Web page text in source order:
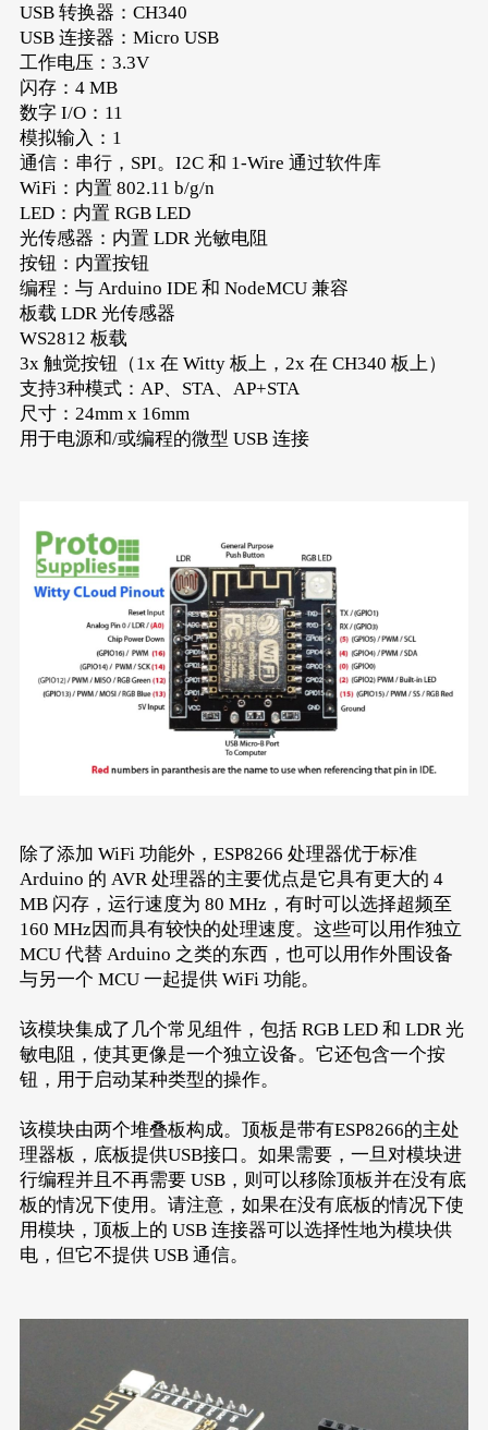
USB 转换器：CH340
USB 连接器：Micro USB
工作电压：3.3V
闪存：4 MB
数字 I/O：11
模拟输入：1
通信：串行，SPI。I2C 和 1-Wire 通过软件库
WiFi：内置 802.11 b/g/n
LED：内置 RGB LED
光传感器：内置 LDR 光敏电阻
按钮：内置按钮
编程：与 Arduino IDE 和 NodeMCU 兼容
板载 LDR 光传感器
WS2812 板载
3x 触觉按钮（1x 在 Witty 板上，2x 在 CH340 板上）
支持3种模式：AP、STA、AP+STA
尺寸：24mm x 16mm
用于电源和/或编程的微型 USB 连接
除了添加 WiFi 功能外，ESP8266 处理器优于标准
Arduino 的 AVR 处理器的主要优点是它具有更大的 4
MB 闪存，运行速度为 80 MHz，有时可以选择超频至
160 MHz因而具有较快的处理速度。这些可以用作独立
MCU 代替 Arduino 之类的东西，也可以用作外围设备
与另一个 MCU 一起提供 WiFi 功能。
该模块集成了几个常见组件，包括 RGB LED 和 LDR 光
敏电阻，使其更像是一个独立设备。它还包含一个按
钮，用于启动某种类型的操作。
该模块由两个堆叠板构成。顶板是带有ESP8266的主处
理器板，底板提供USB接口。如果需要，一旦对模块进
行编程并且不再需要 USB，则可以移除顶板并在没有底
板的情况下使用。请注意，如果在没有底板的情况下使
用模块，顶板上的 USB 连接器可以选择性地为模块供
电，但它不提供 USB 通信。